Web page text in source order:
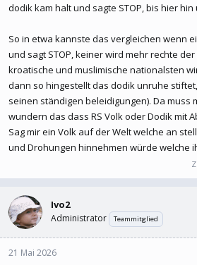
dodik kam halt und sagte STOP, bis hier
So in etwa kannste das vergleichen wenn
und sagt STOP, keiner wird mehr rechte
kroatische und muslimische nationalsten
dann so hingestellt das dodik unruhe
seinen ständigen beleidigungen). Da muss
wundern das dass RS Volk oder Dodik mit
Sag mir ein Volk auf der Welt welche an
und Drohungen hinnehmen würde welche
Ivo2
Administrator Teammitglied
21 Mai 2026